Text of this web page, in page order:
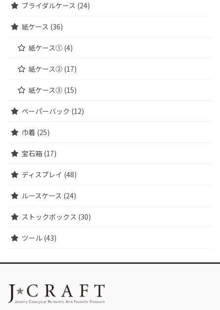
ブライダルケース (24)
紙ケース (36)
紙ケース① (4)
紙ケース② (17)
紙ケース③ (15)
ペーパーバック (12)
巾着 (25)
宝石箱 (17)
ディスプレイ (48)
ルースケース (24)
ストックボックス (30)
ツール (43)